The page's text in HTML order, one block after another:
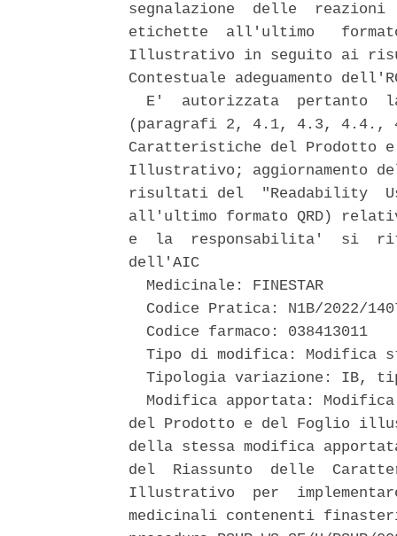
segnalazione  delle  reazioni
etichette  all'ultimo
Illustrativo in seguito ai
Contestuale adeguamento
E'  autorizzata  pertanto
(paragrafi 2, 4.1, 4.3, 4.4.,
Caratteristiche del Prodotto
Illustrativo; aggiornamento
risultati del  "Readability
all'ultimo formato QRD)
e  la  responsabilita'  si
dell'AIC
  Medicinale: FINESTAR
Codice Pratica: N1B/2022/
  Codice farmaco: 038413011
Tipo di modifica: Modifica
Tipologia variazione: IB,
Modifica apportata:
del Prodotto e del Foglio
della stessa modifica
del  Riassunto  delle
Illustrativo  per
medicinali contenenti